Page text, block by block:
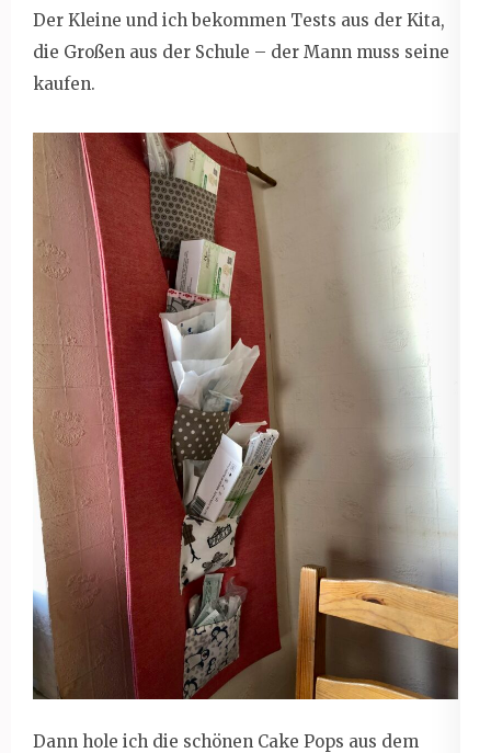
Der Kleine und ich bekommen Tests aus der Kita,
die Großen aus der Schule – der Mann muss seine
kaufen.
Dann hole ich die schönen Cake Pops aus dem